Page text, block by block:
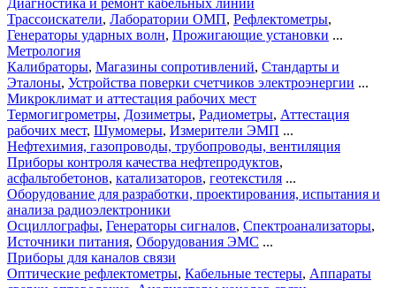
Трассоискатели, Лаборатории ОМП, Рефлектометры,
Генераторы ударных волн, Прожигающие установки ...
Метрология
Калибраторы, Магазины сопротивлений, Стандарты и
Эталоны, Устройства поверки счетчиков электроэнергии ...
Микроклимат и аттестация рабочих мест
Термогигрометры, Дозиметры, Радиометры, Аттестация
рабочих мест, Шумомеры, Измерители ЭМП ...
Нефтехимия, газопроводы, трубопроводы, вентиляция
Приборы контроля качества нефтепродуктов,
асфальтобетонов, катализаторов, геотекстиля ...
Оборудование для разработки, проектирования, испытания и
анализа радиоэлектроники
Осциллографы, Генераторы сигналов, Спектроанализаторы,
Источники питания, Оборудования ЭМС ...
Приборы для каналов связи
Оптические рефлектометры, Кабельные тестеры, Аппараты